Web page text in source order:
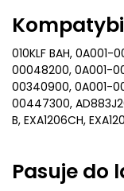
010KLF BAH,
00048200, 0A001-
00340900, 0A001-
00447300,
B, EXA1206CH,
Pasuje do